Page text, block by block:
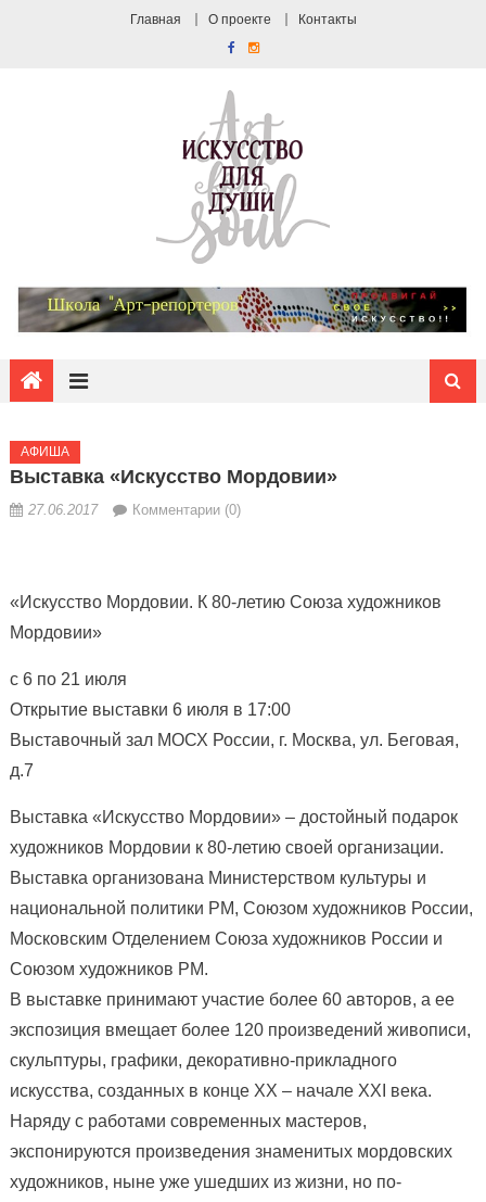
Главная О проекте Контакты
АФИША
Выставка «Искусство Мордовии»
27.06.2017 Комментарии (0)
«Искусство Мордовии. К 80-летию Союза художников
Мордовии»
с 6 по 21 июля
Открытие выставки 6 июля в 17:00
Выставочный зал МОСХ России, г. Москва, ул. Беговая,
д.7
Выставка «Искусство Мордовии» – достойный подарок
художников Мордовии к 80-летию своей организации.
Выставка организована Министерством культуры и
национальной политики РМ, Союзом художников России,
Московским Отделением Союза художников России и
Союзом художников РМ.
В выставке принимают участие более 60 авторов, а ее
экспозиция вмещает более 120 произведений живописи,
скульптуры, графики, декоративно-прикладного
искусства, созданных в конце ХХ – начале ХXI века.
Наряду с работами современных мастеров,
экспонируются произведения знаменитых мордовских
художников, ныне уже ушедших из жизни, но по-